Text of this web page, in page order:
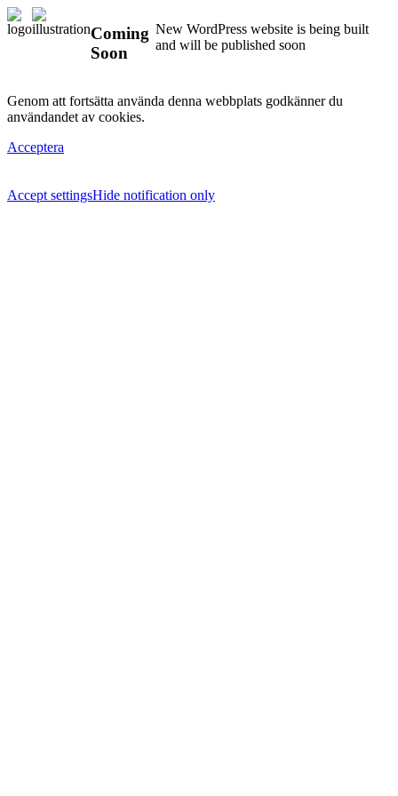
Coming
Soon
New WordPress website is being built
and will be published soon
Genom att fortsätta använda denna webbplats godkänner du
användandet av cookies.
Acceptera
Accept settingsHide notification only